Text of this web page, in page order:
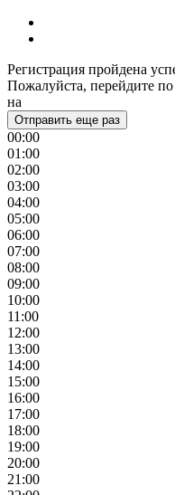
Регистрация пройдена
Пожалуйста, перейдите
на
Отправить еще раз
00:00
01:00
02:00
03:00
04:00
05:00
06:00
07:00
08:00
09:00
10:00
11:00
12:00
13:00
14:00
15:00
16:00
17:00
18:00
19:00
20:00
21:00